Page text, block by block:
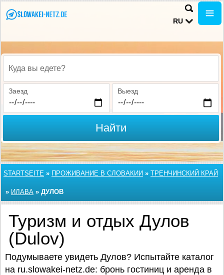
RU
Куда вы едете?
Заезд Выезд
Найти
STARTSEITE » ПРОЖИВАНИЕ В СЛОВАКИИ » ТРЕНЧИНСКИЙ КРАЙ
» ИЛАВА » ДУЛОВ
Туризм и отдых Дулов
(Dulov)
Подумываете увидеть Дулов? Испытайте каталог
на ru.slowakei-netz.de: бронь гостиниц и аренда в